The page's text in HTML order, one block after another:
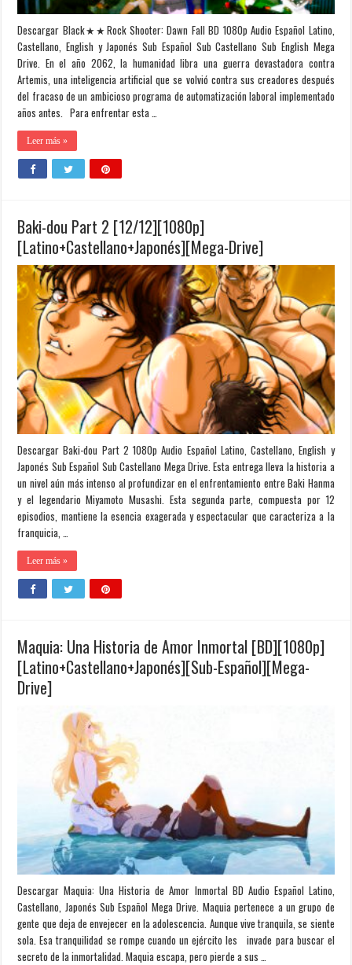
Descargar Black★★Rock Shooter: Dawn Fall BD 1080p Audio Español Latino,
Castellano, English y Japonés Sub Español Sub Castellano Sub English Mega
Drive. En el año 2062, la humanidad libra una guerra devastadora contra
Artemis, una inteligencia artificial que se volvió contra sus creadores después
del fracaso de un ambicioso programa de automatización laboral implementado
años antes. Para enfrentar esta …
Leer más »
Baki-dou Part 2 [12/12][1080p]
[Latino+Castellano+Japonés][Mega-Drive]
Descargar Baki-dou Part 2 1080p Audio Español Latino, Castellano, English y
Japonés Sub Español Sub Castellano Mega Drive. Esta entrega lleva la historia a
un nivel aún más intenso al profundizar en el enfrentamiento entre Baki Hanma
y el legendario Miyamoto Musashi. Esta segunda parte, compuesta por 12
episodios, mantiene la esencia exagerada y espectacular que caracteriza a la
franquicia, …
Leer más »
Maquia: Una Historia de Amor Inmortal [BD][1080p]
[Latino+Castellano+Japonés][Sub-Español][Mega-
Drive]
Descargar Maquia: Una Historia de Amor Inmortal BD Audio Español Latino,
Castellano, Japonés Sub Español Mega Drive. Maquia pertenece a un grupo de
gente que deja de envejecer en la adolescencia. Aunque vive tranquila, se siente
sola. Esa tranquilidad se rompe cuando un ejército les invade para buscar el
secreto de la inmortalidad. Maquia escapa, pero pierde a sus …